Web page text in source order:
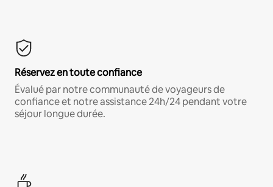
Réservez en toute confiance
Évalué par notre communauté de voyageurs de
confiance et notre assistance 24h/24 pendant votre
séjour longue durée.